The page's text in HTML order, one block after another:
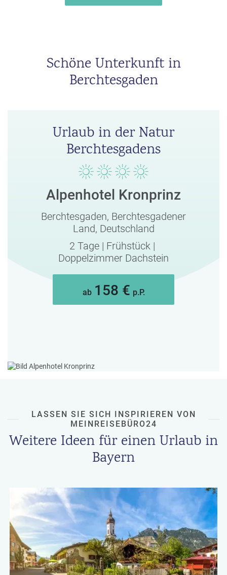
Schöne Unterkunft in
Berchtesgaden
Urlaub in der Natur
Berchtesgadens
Alpenhotel Kronprinz
Berchtesgaden, Berchtesgadener
Land, Deutschland
2 Tage | Frühstück |
Doppelzimmer Dachstein
ab 158 € p.P.
LASSEN SIE SICH INSPIRIEREN VON
MEINREISEBÜRO24
Weitere Ideen für einen Urlaub in
Bayern